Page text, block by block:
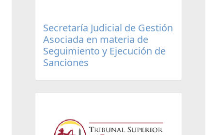
Secretaría Judicial de Gestión
Asociada en materia de
Seguimiento y Ejecución de
Sanciones